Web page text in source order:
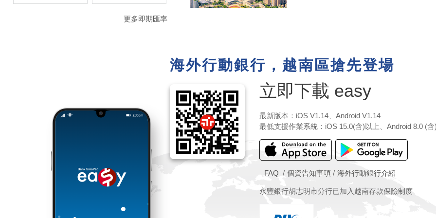
更多即期匯率
海外行動銀行，越南區搶先登場
立即下載 easy
最新版本：iOS V1.14、Android V1.14
最低支援作業系統：iOS 15.0(含)以上、Android 8.0 (
FAQ 個資告知事項 海外行動銀行介紹
永豐銀行胡志明市分行已加入越南存款保險制度